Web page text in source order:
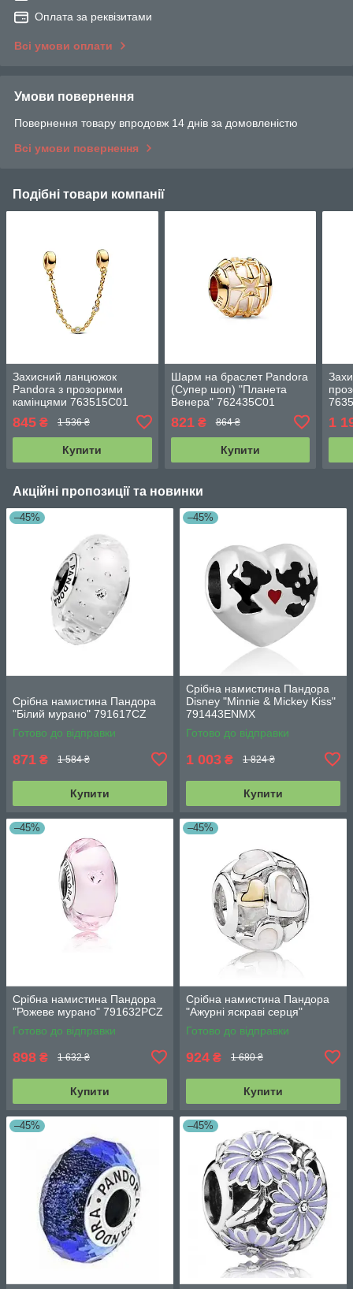
Оплата за реквізитами
Всі умови оплати
Умови повернення
Повернення товару впродовж 14 днів за домовленістю
Всі умови повернення
Подібні товари компанії
Захисний ланцюжок
Pandora з прозорими
камінцями 763515C01
845 ₴ 1 536 ₴
Купити
Шарм на браслет Pandora
(Супер шоп) "Планета
Венера" 762435C01
821₴ 864 ₴
Купити
1
Акційні пропозиції та новинки
–45%
Срібна намистина Пандора
"Білий мурано" 791617CZ
Готово до відправки
871 ₴ 1 584 ₴
Купити
–45%
Срібна намистина Пандора
Disney "Minnie & Mickey Kiss"
791443ENMX
Готово до відправки
1 003 ₴ 1 824 ₴
Купити
–45%
Срібна намистина Пандора
"Рожеве мурано" 791632PCZ
Готово до відправки
898 ₴ 1 632 ₴
Купити
–45%
Срібна намистина Пандора
"Ажурні яскраві серця"
Готово до відправки
924 ₴ 1 680 ₴
Купити
–45% –45%